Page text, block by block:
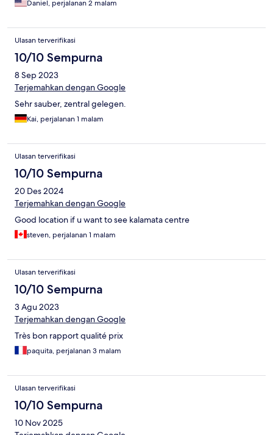
Daniel, perjalanan 2 malam
Ulasan terverifikasi
10/10 Sempurna
8 Sep 2023
Terjemahkan dengan Google
Sehr sauber, zentral gelegen.
Kai, perjalanan 1 malam
Ulasan terverifikasi
10/10 Sempurna
20 Des 2024
Terjemahkan dengan Google
Good location if u want to see kalamata centre
steven, perjalanan 1 malam
Ulasan terverifikasi
10/10 Sempurna
3 Agu 2023
Terjemahkan dengan Google
Très bon rapport qualité prix
paquita, perjalanan 3 malam
Ulasan terverifikasi
10/10 Sempurna
10 Nov 2025